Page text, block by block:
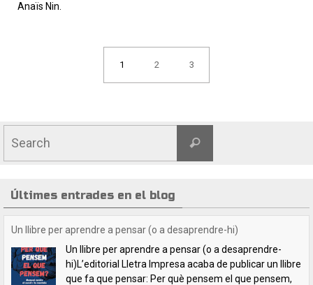
Anaïs Nin.
1 2 3
Últimes entrades en el blog
Un llibre per aprendre a pensar (o a desaprendre-hi)
Un llibre per aprendre a pensar (o a desaprendre-
hi)L’editorial Lletra Impresa acaba de publicar un llibre
que fa que pensar: Per què pensem el que pensem,